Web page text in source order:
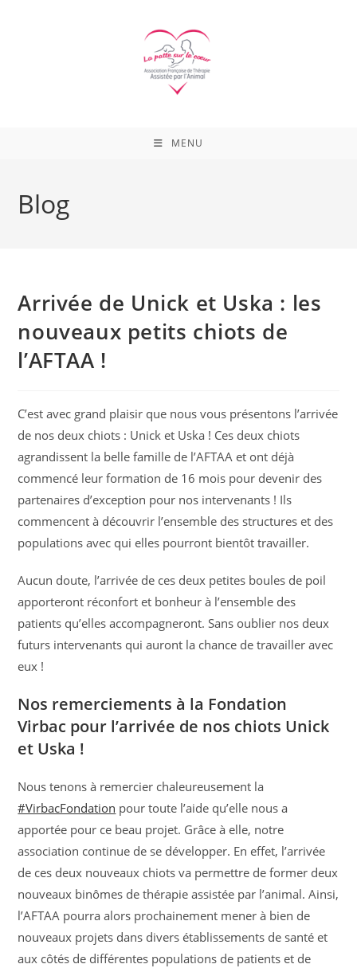
MENU
Blog
Arrivée de Unick et Uska : les
nouveaux petits chiots de
l’AFTAA !
C’est avec grand plaisir que nous vous présentons l’arrivée
de nos deux chiots : Unick et Uska ! Ces deux chiots
agrandissent la belle famille de l’AFTAA et ont déjà
commencé leur formation de 16 mois pour devenir des
partenaires d’exception pour nos intervenants ! Ils
commencent à découvrir l’ensemble des structures et des
populations avec qui elles pourront bientôt travailler.
Aucun doute, l’arrivée de ces deux petites boules de poil
apporteront réconfort et bonheur à l’ensemble des
patients qu’elles accompagneront. Sans oublier nos deux
futurs intervenants qui auront la chance de travailler avec
eux !
Nos remerciements à la Fondation
Virbac pour l’arrivée de nos chiots Unick
et Uska !
Nous tenons à remercier chaleureusement la
#VirbacFondation pour toute l’aide qu’elle nous a
apportée pour ce beau projet. Grâce à elle, notre
association continue de se développer. En effet, l’arrivée
de ces deux nouveaux chiots va permettre de former deux
nouveaux binômes de thérapie assistée par l’animal. Ainsi,
l’AFTAA pourra alors prochainement mener à bien de
nouveaux projets dans divers établissements de santé et
aux côtés de différentes populations de patients et de